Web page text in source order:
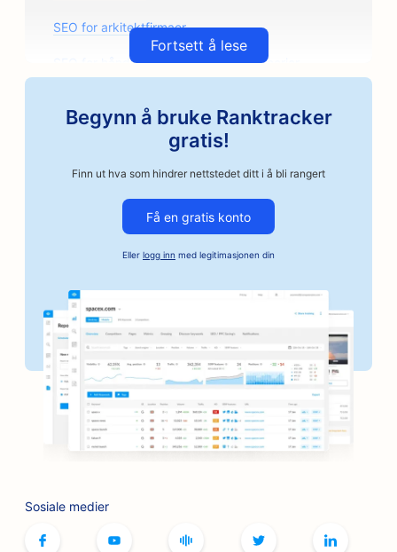
SEO for arkitektfirmaer
SEO for håndverksbaserte kaffebrennerier
SEO for bilverksteder
SEO for bilverksteder
SEO for bilvirksomheter
SEO for bakerier
SEO for frisørsalonger
SEO for grillsteder
SEO for butikker
SEO for botox- og fillertjenester
Fortsett å lese
Begynn å bruke Ranktracker
gratis!
Finn ut hva som hindrer nettstedet ditt i å bli rangert
Få en gratis konto
Eller logg inn med legitimasjonen din
Sosiale medier